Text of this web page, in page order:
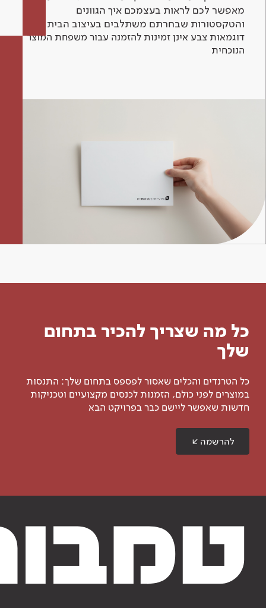
מאפשר לכם לראות בעצמכם איך הגוונים
והטקסטורות שבחרתם משתלבים בעיצוב הבית.
דוגמאות צבע אינן זמינות להזמנה עבור משפחת המוצר
הנוכחית
כל מה שצריך להכיר בתחום
שלך
כל הטרנדים והכלים שאסור לפספס בתחום שלך: התנסות
במוצרים לפני כולם, הזמנות לכנסים מקצועיים וטכניקות
חדשות שאפשר ליישם כבר בפרויקט הבא
להרשמה